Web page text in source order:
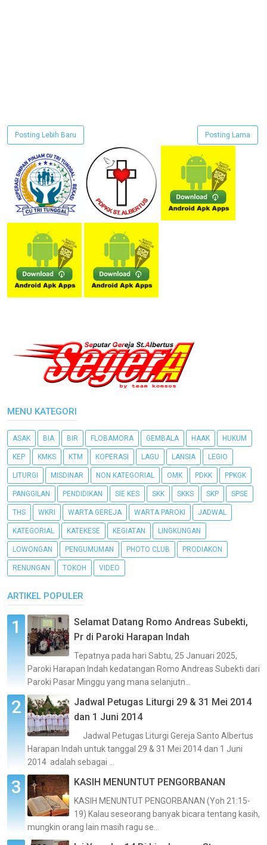
Posting Lebih Baru Posting Lama
MENU KATEGORI
ASAK BIA BIR FLOBAMORA GEMBALA HAAK HUKUM
KEP KMKS KTM KOPERASI LAGU LANSIA LEGIO
LITURGI MISDINAR NON KATEGORIAL OMK PDKK PPKGK
PANGGILAN PENDIDIKAN SIE KES SKK SKKS SKP SPSE
THS WKRI WARTA GEREJA WARTA PAROKI JADWAL
KATEGORIAL KATEKESE KEGIATAN LINGKUNGAN
LOWONGAN PENGUMUMAN PHOTO CLUB PRODIAKON
RENUNGAN TOKOH VIDEO
ARTIKEL POPULER
Selamat Datang Romo Andreas Subekti,
Pr di Paroki Harapan Indah
Tepatnya pada hari Sabtu, 25 Januari 2025,
Paroki Harapan Indah kedatangan Romo Andreas Subekti dari
Paroki Pasar Minggu yang mana selanjutn...
Jadwal Petugas Liturgi 29 & 31 Mei 2014
dan 1 Juni 2014
Jadwal Petugas Liturgi Gereja Santo Albertus
Harapan Indah untuk tanggal 29 & 31 Mei 2014 dan 1 Juni
2014 adalah sebagai ...
KASIH MENUNTUT PENGORBANAN
KASIH MENUNTUT PENGORBANAN (Yoh 21:15-
19) Kalau seseorang banyak bicara tentang kasih,
mungkin orang lain masih ragu se...